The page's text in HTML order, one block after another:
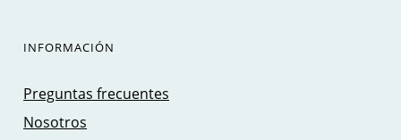
INFORMACIÓN
Preguntas frecuentes
Nosotros